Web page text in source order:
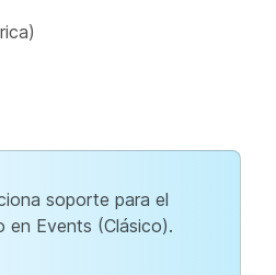
soporte para el
en Events (Clásico).